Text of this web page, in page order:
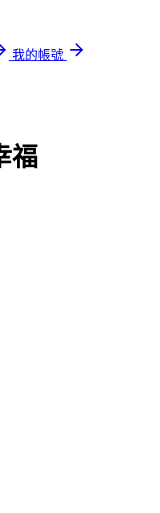
我的帳號
福